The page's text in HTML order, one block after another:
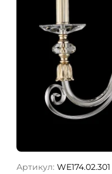
Артикул: WE174.02.301